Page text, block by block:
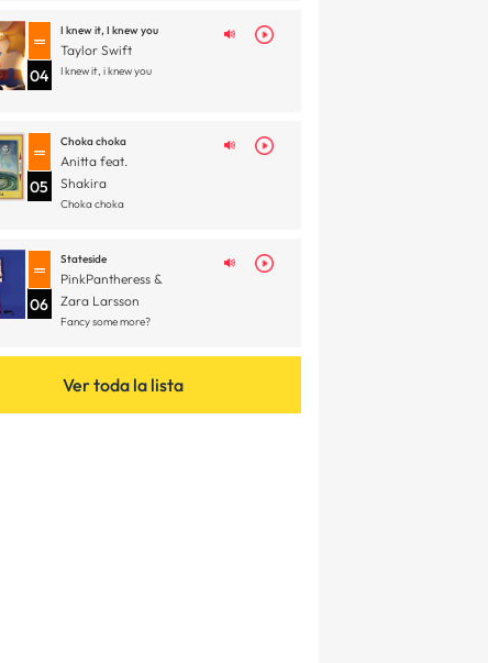
04
I knew it, I knew you
Taylor Swift
I knew it, i knew you
05
Choka choka
Anitta feat.
Shakira
Choka choka
06
Stateside
PinkPantheress &
Zara Larsson
Fancy some more?
Ver toda la lista